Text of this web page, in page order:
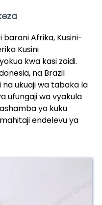
Afrika, Kusini-
Kusini
kwa kasi zaidi.
na Brazil
ukuaji wa tabaka la
ufungaji wa vyakula
ya kuku
endelevu ya